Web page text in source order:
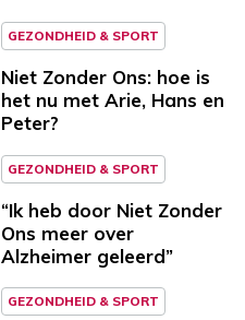
GEZONDHEID & SPORT
Niet Zonder Ons: hoe is
het nu met Arie, Hans en
Peter?
GEZONDHEID & SPORT
“Ik heb door Niet Zonder
Ons meer over
Alzheimer geleerd”
GEZONDHEID & SPORT